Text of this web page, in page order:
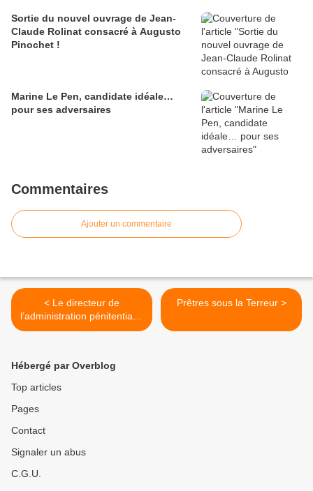
Sortie du nouvel ouvrage de Jean-
Claude Rolinat consacré à Augusto
Pinochet !
Marine Le Pen, candidate idéale…
pour ses adversaires
Commentaires
Ajouter un commentaire
< Le directeur de
l’administration pénitentiaire
se fait la belle : tant mieux !
Prêtres sous la Terreur >
Hébergé par Overblog
Top articles
Pages
Contact
Signaler un abus
C.G.U.